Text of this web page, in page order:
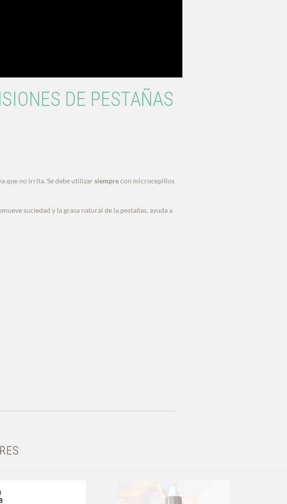
DE PESTAÑAS
que no irrita. Se debe utilizar siemprecon microcepillos
suciedad y la grasa natural de la pestañas, ayuda a